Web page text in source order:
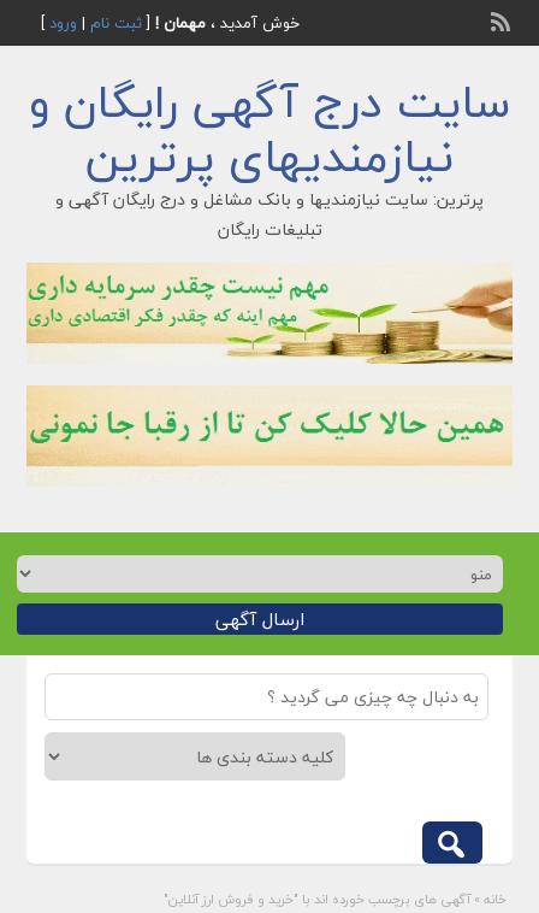
خوش آمدید ، مهمان ![ثبت نام | ورود]
سایت درج آگهی رایگان و
نیازمندیهای پرترین
پرترین: سایت نیازمندیها و بانک مشاغل و درج رایگان آگهی و
تبلیغات رایگان
ارسال آگهی
خانه » آگهی های برچسب خورده اند با "خرید و فروش ارز آنلاین"